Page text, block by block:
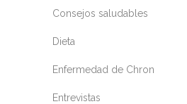
Consejos saludables
Dieta
Enfermedad de Chron
Entrevistas